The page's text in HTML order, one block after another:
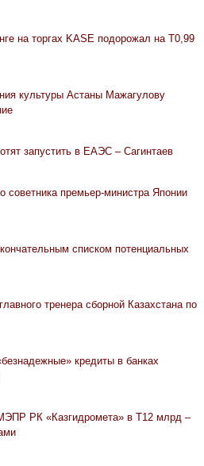
на торгах KASE подорожал на Т0,99
культуры Астаны Мажагулову
запустить в ЕАЭС – Сагинтаев
советника премьер-министра Японии
списком потенциальных
тренера сборной Казахстана по
кредиты в банках
РК «Казгидромета» в Т12 млрд –